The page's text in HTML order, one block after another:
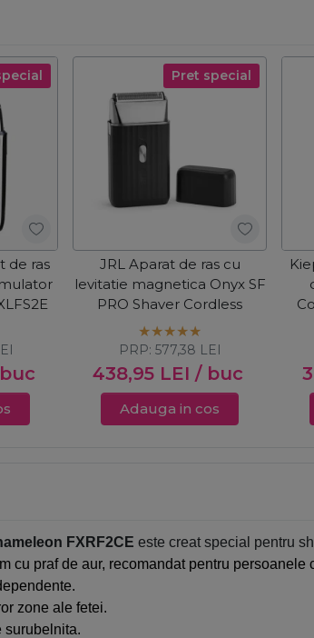
de ras
Pret special
JRL Aparat de ras cu
levitatie magnetica Onyx SF
PRO Shaver Cordless
438,95 LEI / buc
PRP: 577,38 LEI
Adauga in cos
FXRF2CE este creat special pentru
cu praf de aur, recomandat pentru persoanele
zone ale fetei.
surubelnita.